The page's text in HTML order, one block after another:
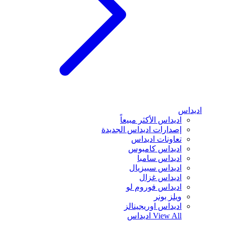
اديداس
اديداس الأكثر مبيعاً
إصدارات اديداس الجديدة
تعاونات اديداس
اديداس كامبوس
اديداس سامبا
اديداس سبيزيال
اديداس غزال
اديداس فوروم لو
ويلز بونر
اديداس اوريجينالز
View All اديداس